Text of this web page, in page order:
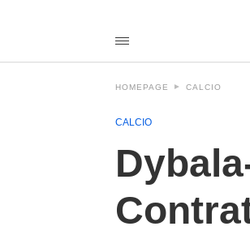
HOMEPAGE CALCIO
CALCIO